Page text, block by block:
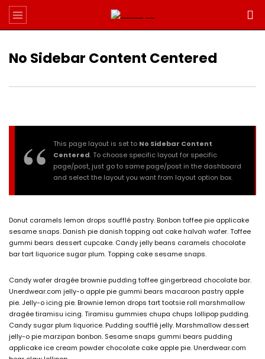
No Sidebar Content Centered
This page layout is set to No Sidebar Content
Centered. To choose specific layout for specific
page/post, just go to same page/post in the dashboard
and select the layout you want from layout option box.
Donut caramels lemon drops soufflé pastry. Bonbon toffee pie applicake
sesame snaps. Danish pie danish topping oat cake halvah wafer. Toffee
gummi bears dessert cupcake. Candy jelly beans caramels chocolate
bar tart liquorice sugar plum. Topping cake sesame snaps.
Candy wafer dragée brownie pudding toffee gingerbread chocolate bar.
Unerdwear.com jelly-o apple pie gummi bears macaroon pastry apple
pie. Jelly-o icing pie. Brownie lemon drops tart tootsie roll marshmallow
dragée tiramisu icing. Tiramisu gummies chupa chups lollipop pudding.
Candy sugar plum liquorice. Pudding soufflé jelly. Marshmallow dessert
jelly-o pie marzipan bonbon. Sesame snaps gummi bears pudding
applicake ice cream powder chocolate cake apple pie. Unerdwear.com